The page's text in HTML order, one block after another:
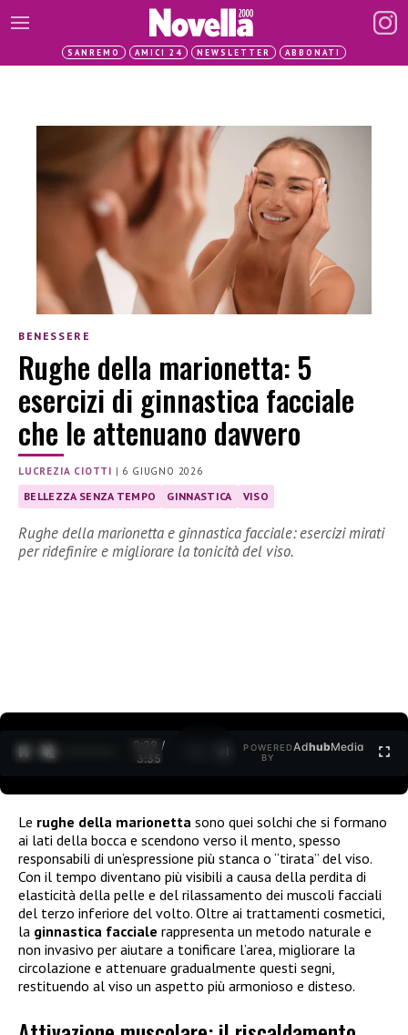
SANREMO AMICI 24 NEWSLETTER ABBONATI
BENESSERE
Rughe della marionetta: 5
esercizi di ginnastica facciale
che le attenuano davvero
LUCREZIA CIOTTI | 6 GIUGNO 2026
BELLEZZA SENZA TEMPO GINNASTICA VISO
Rughe della marionetta e ginnastica facciale: esercizi mirati
per ridefinire e migliorare la tonicità del viso.
0:30 /
3:35
POWERED
BY
AdhubMedia
Le rughe della marionetta sono quei solchi che si formano
ai lati della bocca e scendono verso il mento, spesso
responsabili di un’espressione più stanca o “tirata” del viso.
Con il tempo diventano più visibili a causa della perdita di
elasticità della pelle e del rilassamento dei muscoli facciali
del terzo inferiore del volto. Oltre ai trattamenti cosmetici,
la ginnastica facciale rappresenta un metodo naturale e
non invasivo per aiutare a tonificare l’area, migliorare la
circolazione e attenuare gradualmente questi segni,
restituendo al viso un aspetto più armonioso e disteso.